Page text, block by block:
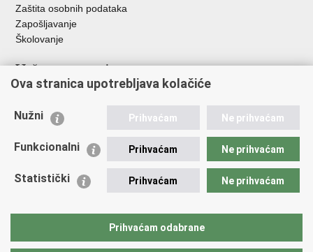
Zaštita osobnih podataka
Zapošljavanje
Školovanje
Važne poveznice
Ministarstvo unutarnjih poslova
Udruge
Policijska akademija
Zaklada policijske solidarnosti
Vučetić"
Ova stranica upotrebljava kolačiće
Nužni Prihvaćam Ne prihvaćam
Funkcionalni Prihvaćam Ne prihvaćam
Statistički Prihvaćam Ne prihvaćam
Prihvaćam odabrane